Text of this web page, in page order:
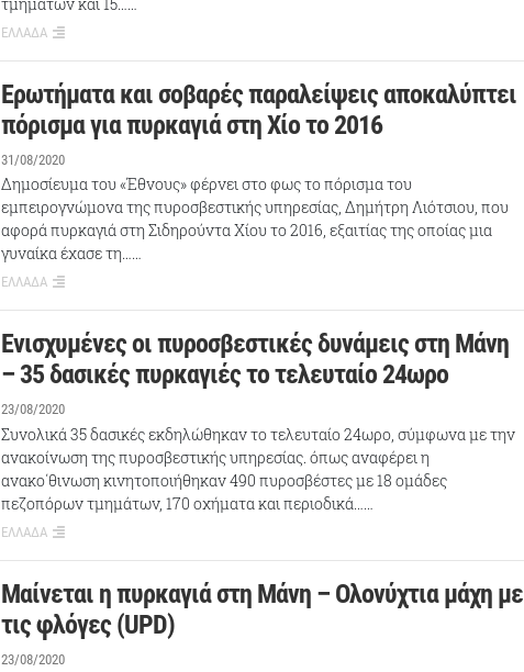
ΕΛΛΑΔΑ
Ερωτήματα και σοβαρές παραλείψεις αποκαλύπτει
πόρισμα για πυρκαγιά στη Χίο το 2016
31/08/2020
Δημοσίευμα του «Έθνους» φέρνει στο φως το πόρισμα του
εμπειρογνώμονα της πυροσβεστικής υπηρεσίας, Δημήτρη Λιότσιου, που
αφορά πυρκαγιά στη Σιδηρούντα Χίου το 2016, εξαιτίας της οποίας μια
γυναίκα έχασε τη……
ΕΛΛΑΔΑ
Ενισχυμένες οι πυροσβεστικές δυνάμεις στη Μάνη
– 35 δασικές πυρκαγιές το τελευταίο 24ωρο
23/08/2020
Συνολικά 35 δασικές εκδηλώθηκαν το τελευταίο 24ωρο, σύμφωνα με την
ανακοίνωση της πυροσβεστικής υπηρεσίας. όπως αναφέρει η
ανακο΄θινωση κινητοποιήθηκαν 490 πυροσβέστες με 18 ομάδες
πεζοπόρων τμημάτων, 170 οχήματα και περιοδικά……
ΕΛΛΑΔΑ
Μαίνεται η πυρκαγιά στη Μάνη – Ολονύχτια μάχη με
τις φλόγες (UPD)
23/08/2020